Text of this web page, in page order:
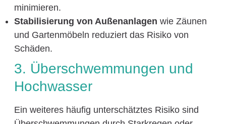
minimieren.
Stabilisierung von Außenanlagen wie Zäunen
und Gartenmöbeln reduziert das Risiko von
Schäden.
3. Überschwemmungen und
Hochwasser
Ein weiteres häufig unterschätztes Risiko sind